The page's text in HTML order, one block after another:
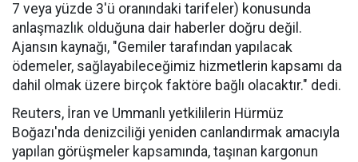
7 veya yüzde 3'ü oranındaki tarifeler) konusunda
anlaşmazlık olduğuna dair haberler doğru değil.
Ajansın kaynağı, "Gemiler tarafından yapılacak
ödemeler, sağlayabileceğimiz hizmetlerin kapsamı da
dahil olmak üzere birçok faktöre bağlı olacaktır." dedi.
Reuters, İran ve Ummanlı yetkililerin Hürmüz
Boğazı'nda denizciliği yeniden canlandırmak amacıyla
yapılan görüşmeler kapsamında, taşınan kargonun